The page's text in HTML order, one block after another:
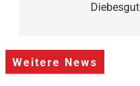
Diebesgut
Weitere News